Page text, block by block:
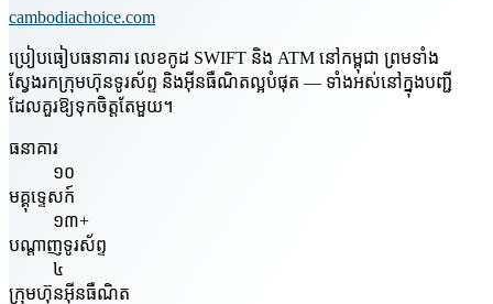
cambodiachoice.com
ប្រៀបធៀបធនាគារ លេខកូដ SWIFT និង ATM នៅកម្ពុជា ព្រមទាំង
ស្វែងរកក្រុមហ៊ុនទូរស័ព្ទ និងអ៊ីនធឺណិតល្អបំផុត — ទាំងអស់នៅក្នុងបញ្ជី
ដែលគួរឱ្យទុកចិត្តតែមួយ។
ធនាគារ
១០
មគ្គុទ្ទេសក៍
១៣+
បណ្តាញទូរស័ព្ទ
៤
ក្រុមហ៊ុនអ៊ីនធឺណិត